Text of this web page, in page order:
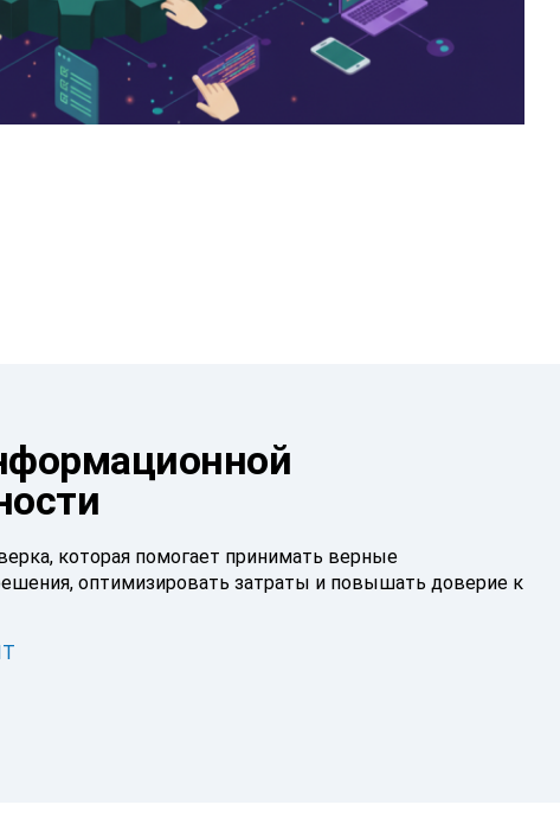
которая помогает принимать верные
оптимизировать затраты и повышать доверие к